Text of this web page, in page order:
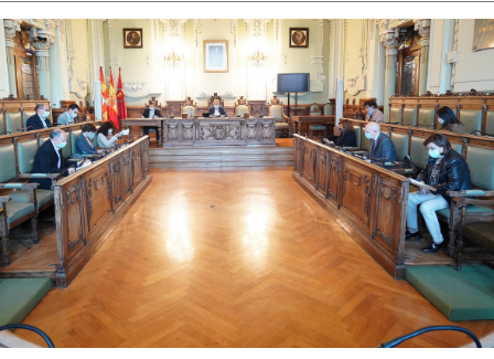
externa.externa.
la
noticia